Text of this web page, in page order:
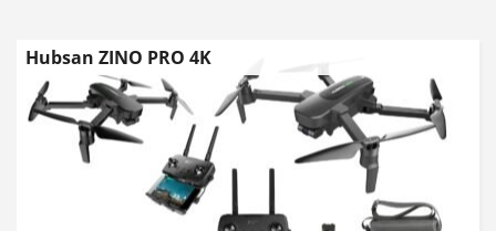
Hubsan ZINO PRO 4K